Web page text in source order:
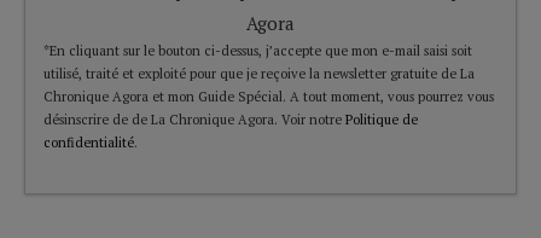
Agora
*En cliquant sur le bouton ci-dessus, j’accepte que mon e-mail saisi soit
utilisé, traité et exploité pour que je reçoive la newsletter gratuite de La
Chronique Agora et mon Guide Spécial. A tout moment, vous pourrez vous
désinscrire de de La Chronique Agora. Voir notre Politique de
confidentialité.